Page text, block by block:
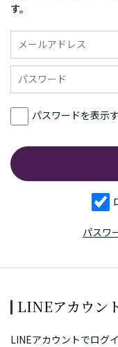
す。
パスワードを表示
パスワ
LINEアカウン
LINEアカウントでログ